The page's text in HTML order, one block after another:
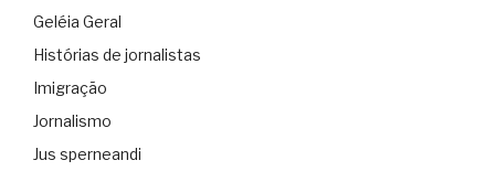
Geléia Geral
Histórias de jornalistas
Imigração
Jornalismo
Jus sperneandi